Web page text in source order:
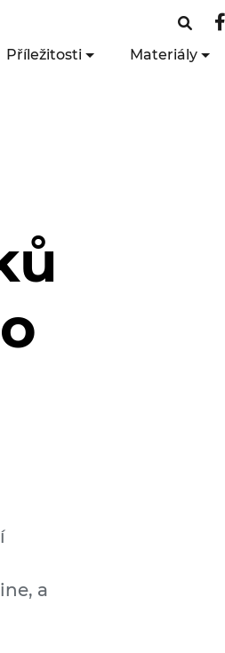
Příležitosti Materiály
a